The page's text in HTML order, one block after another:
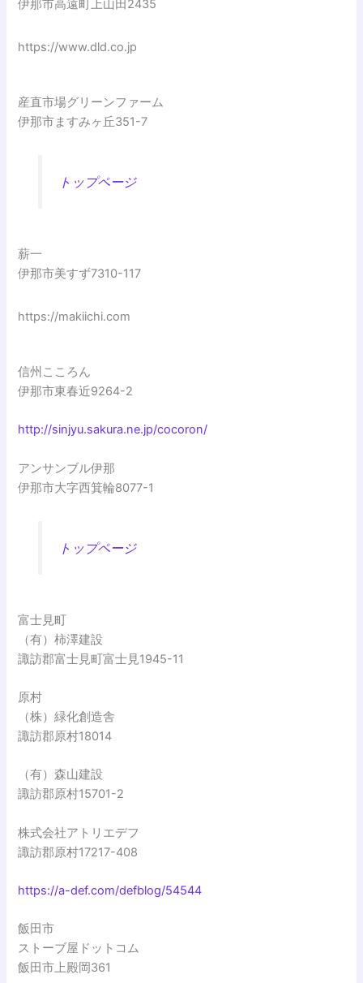
伊那市高遠町上山田2435
https://www.dld.co.jp
産直市場グリーンファーム
伊那市ますみヶ丘351-7
トップページ
薪一
伊那市美すず7310-117
https://makiichi.com
信州こころん
伊那市東春近9264-2
http://sinjyu.sakura.ne.jp/cocoron/
アンサンブル伊那
伊那市大字西箕輪8077-1
トップページ
富士見町
（有）柿澤建設
諏訪郡富士見町富士見1945-11
原村
（株）緑化創造舎
諏訪郡原村18014
（有）森山建設
諏訪郡原村15701-2
株式会社アトリエデフ
諏訪郡原村17217-408
https://a-def.com/defblog/54544
飯田市
ストーブ屋ドットコム
飯田市上殿岡361